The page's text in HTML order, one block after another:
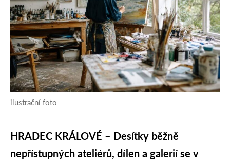
ilustrační foto
HRADEC KRÁLOVÉ – Desítky běžně
nepřístupných ateliérů, dílen a galerií se v